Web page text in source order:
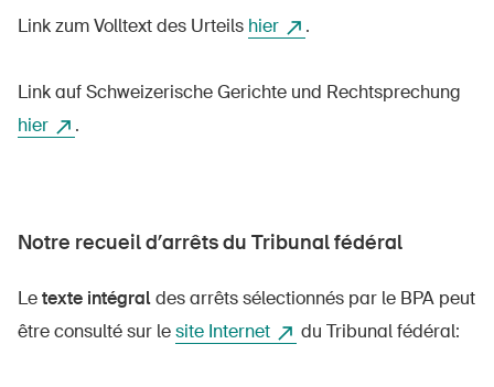
Link zum Volltext des Urteils hier .
Link auf Schweizerische Gerichte und Rechtsprechung
hier
.
Notre recueil d’arrêts du Tribunal fédéral
Letexte intégraldes arrêts sélectionnés par le BPA peut
être consulté sur lesite Internet du Tribunal fédéral: